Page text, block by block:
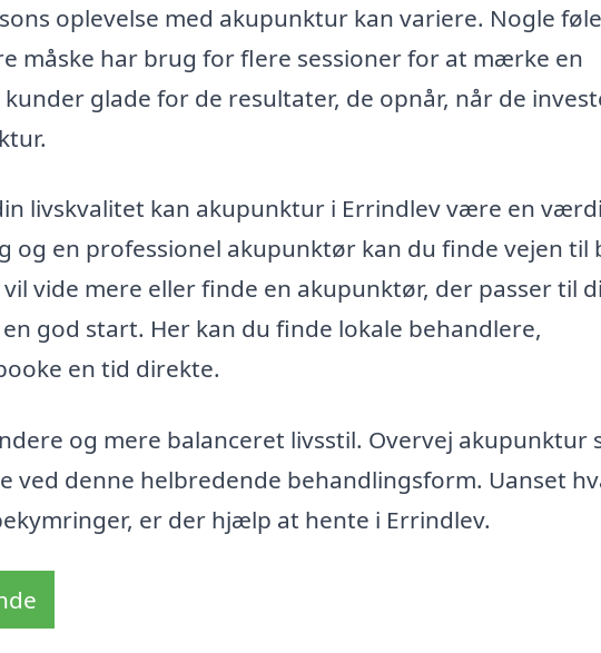
oplevelse med akupunktur kan variere. Nogle
måske har brug for flere sessioner for at mærke en
glade for de resultater, de opnår, når de
livskvalitet kan akupunktur i Errindlev være en
og en professionel akupunktør kan du finde vejen til
vide mere eller finde en akupunktør, der passer til
god start. Her kan du finde lokale behandlere,
en tid direkte.
og mere balanceret livsstil. Overvej akupunktur
ved denne helbredende behandlingsform. Uanset
er der hjælp at hente i Errindlev.